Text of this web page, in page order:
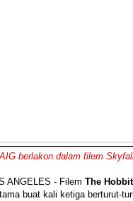
berlakon dalam filem
ANGELES - Filem The
buat kali ketiga berturut-